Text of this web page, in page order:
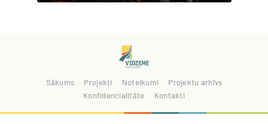
Sākums Projekti Noteikumi
Projektu arhīvs
Konfidencialitāte
Kontakti